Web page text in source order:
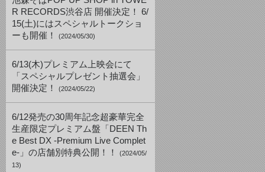
R RECORDS渋谷店 開催決定！ 6/
15(土)にはスペシャルトークショ
ーも開催！
(2024/05/30)
6/13(木)プレミアム上映会にて
「スペシャルプレゼント抽選会」
開催決定！
(2024/05/22)
6/12発売の30周年記念超豪華完全
生産限定プレミアム盤「DEEN Th
e Best DX -Premium Live Complet
e-」の店舗別特典公開！！
(2024/05/
13)